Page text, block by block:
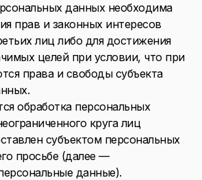
данных необходима
прав и законных интересов
лиц либо для достижения
целей при условии, что при
права и свободы субъекта
обработка персональных
круга лиц
субъектом персональных
просьбе (далее —
данные).